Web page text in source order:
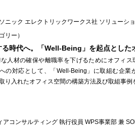
ソニック エレクトリックワークス社 ソリューシ
リー）
時代へ。「Well-Being」を起点とした
人材の確保や離職率を下げるためにオフィ
の対応として、「Well-Being」に取組む企
り入れたオフィス空間の構築方法及び取組事例
アコンサルティング 執行役員 WPS事業部 兼